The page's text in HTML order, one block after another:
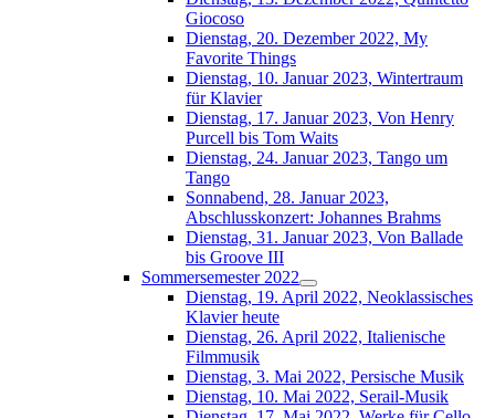
Giocoso
Dienstag, 20. Dezember 2022, My
Favorite Things
Dienstag, 10. Januar 2023, Wintertraum
für Klavier
Dienstag, 17. Januar 2023, Von Henry
Purcell bis Tom Waits
Dienstag, 24. Januar 2023, Tango um
Tango
Sonnabend, 28. Januar 2023,
Abschlusskonzert: Johannes Brahms
Dienstag, 31. Januar 2023, Von Ballade
bis Groove III
Sommersemester 2022
Dienstag, 19. April 2022, Neoklassisches
Klavier heute
Dienstag, 26. April 2022, Italienische
Filmmusik
Dienstag, 3. Mai 2022, Persische Musik
Dienstag, 10. Mai 2022, Serail-Musik